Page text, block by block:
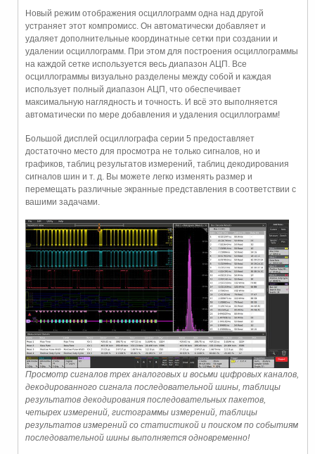
Новый режим отображения осциллограмм одна над другой
устраняет этот компромисс. Он автоматически добавляет и
удаляет дополнительные координатные сетки при создании и
удалении осциллограмм. При этом для построения осциллограммы
на каждой сетке используется весь диапазон АЦП. Все
осциллограммы визуально разделены между собой и каждая
использует полный диапазон АЦП, что обеспечивает
максимальную наглядность и точность. И всё это выполняется
автоматически по мере добавления и удаления осциллограмм!
Большой дисплей осциллографа серии 5 предоставляет
достаточно место для просмотра не только сигналов, но и
графиков, таблиц результатов измерений, таблиц декодирования
сигналов шин и т. д. Вы можете легко изменять размер и
перемещать различные экранные представления в соответствии с
вашими задачами.
Просмотр сигналов трех аналоговых и восьми цифровых каналов,
декодированного сигнала последовательной шины, таблицы
результатов декодирования последовательных пакетов,
четырех измерений, гистограммы измерений, таблицы
результатов измерений со статистикой и поиском по событиям
последовательной шины выполняется одновременно!